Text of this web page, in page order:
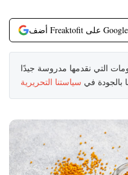
أضف Freaktofit على Google
التي نقدمها مدروسة جيدًا
بالجودة في سياستنا التحريرية